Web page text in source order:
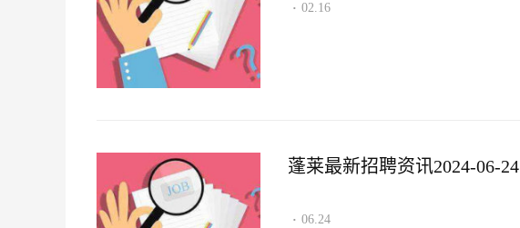
· 02.16
蓬莱最新招聘资讯2024-06-24
· 06.24